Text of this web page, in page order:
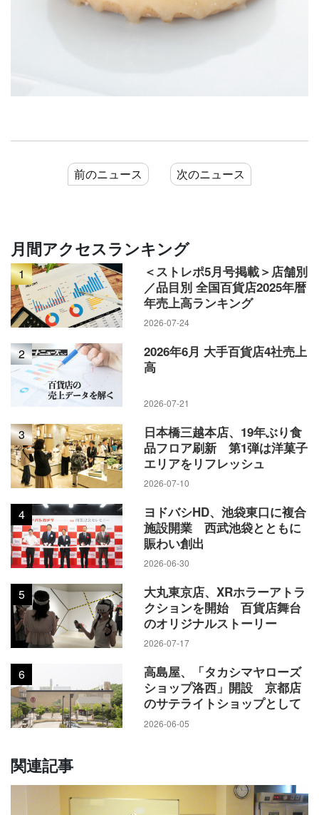
前のニュース 次のニュース
月間アクセスランキング
1
＜ストレポ5月号掲載＞店舗別
／品目別 全国百貨店2025年暦
年売上高ランキング
2026-07-24
2
2026年6月 大手百貨店4社売上
高
2026-07-21
3
日本橋三越本店、19年ぶり食
品フロア刷新 第1弾は洋菓子
エリアをリフレッシュ
2026-07-10
4
ヨドバシHD、池袋東口に複合
施設開業 西武池袋とともに
賑わい創出
2026-06-30
5
大丸東京店、XRホラーアトラ
クションを開始 百貨店舞台
のオリジナルストーリー
2026-07-17
6
高島屋、「タカシマヤローズ
ショップ洛西」開設 京都店
のサテライトショップとして
2026-06-05
関連記事